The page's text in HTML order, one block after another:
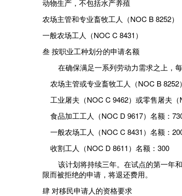
动物生产，不包括水产养殖
农场主管和专业畜牧工人（NOC B 8252）
一般农场工人（NOC C 8431）
叁 按职业工种划分的申请名额
在确保满足一系列劳动力需求之上，每
农场主管或专业畜牧工人（NOC B 8252
工业屠夫（NOC C 9462）或零售屠夫（
食品加工工人（NOC D 9617）名额：
一般农场工人（NOC C 8431）名额：
收割工人（NOC D 8611）名额：300
该计划将持续三年。在试点的第一年和
限而被拒绝的申请，将退还费用。
肆 对移民申请人的资格要求